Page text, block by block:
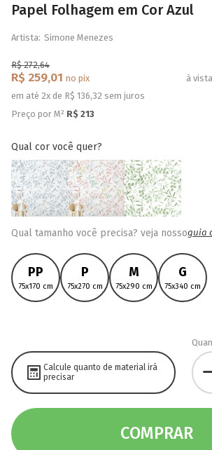
Papel Folhagem em Cor Azul
Artista: Simone Menezes
R$ 272,64
R$ 259,01 no pix
à
em até 2x de R$ 136,32 sem juros
Preço por M² R$ 213
qual cor você quer?
Qual tamanho você precisa? veja nossoguia
PP
75x170 cm
P
75x270 cm
M
75x290 cm
G
75x340 cm
Calcule quanto de material irá
precisar
COMPRAR